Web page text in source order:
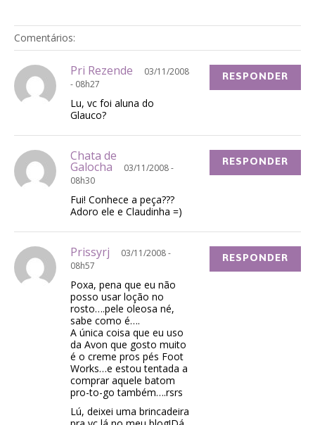
Comentários:
Pri Rezende
03/11/2008
- 08h27
Lu, vc foi aluna do
Glauco?
RESPONDER
Chata de
Galocha
03/11/2008 -
08h30
Fui! Conhece a peça???
Adoro ele e Claudinha =)
RESPONDER
Prissyrj
03/11/2008 -
08h57
Poxa, pena que eu não
posso usar loção no
rosto….pele oleosa né,
sabe como é….
A única coisa que eu uso
da Avon que gosto muito
é o creme pros pés Foot
Works…e estou tentada a
comprar aquele batom
pro-to-go também….rsrs
Lú, deixei uma brincadeira
RESPONDER